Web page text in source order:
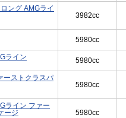
ング AMGライ
3982cc
5980cc
ライン
5980cc
ーストクラスパ
5980cc
ライン ファー
ージ
5980cc